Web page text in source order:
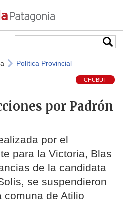
Política Provincial
CHUBUT
por Padrón
por el
para la Victoria, Blas
de la candidata
se suspendieron
comuna de Atilio